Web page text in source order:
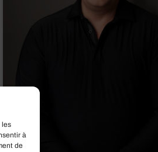
les
à
de